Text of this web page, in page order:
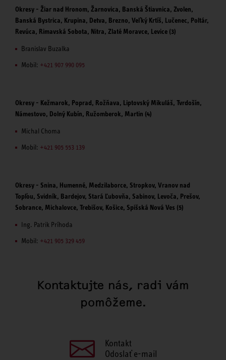
Okresy - Žiar nad Hronom, Žarnovica, Banská Štiavnica, Zvolen,
Banská Bystrica, Krupina, Detva, Brezno, Veľký Krtíš, Lučenec, Poltár,
Revúca, Rimavská Sobota, Nitra, Zlaté Moravce, Levice (3)
Branislav Buzalka
Mobil: +421 907 990 095
Okresy - Kežmarok, Poprad, Rožňava, Liptovský Mikuláš, Tvrdošín,
Námestovo, Dolný Kubín, Ružomberok, Martin (4)
Michal Choma
Mobil: +421 905 553 139
Okresy - Snina, Humenné, Medzilaborce, Stropkov, Vranov nad
Topľou, Svidník, Bardejov, Stará Ľubovňa, Sabinov, Levoča, Prešov,
Sobrance, Michalovce, Trebišov, Košice, Spišská Nová Ves (5)
Ing. Patrik Príhoda
Mobil: +421 905 329 459
Kontaktujte nás, radi vám
pomôžeme.
Kontakt
Odoslať e-mail